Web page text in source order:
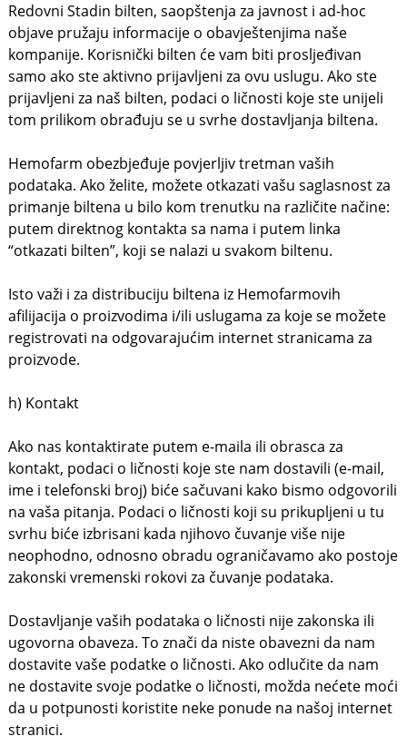
Redovni Stadin bilten, saopštenja za javnost i ad-hoc
objave pružaju informacije o obavještenjima naše
kompanije. Korisnički bilten će vam biti prosljeđivan
samo ako ste aktivno prijavljeni za ovu uslugu. Ako ste
prijavljeni za naš bilten, podaci o ličnosti koje ste unijeli
tom prilikom obrađuju se u svrhe dostavljanja biltena.
Hemofarm obezbjeđuje povjerljiv tretman vaših
podataka. Ako želite, možete otkazati vašu saglasnost za
primanje biltena u bilo kom trenutku na različite načine:
putem direktnog kontakta sa nama i putem linka
“otkazati bilten”, koji se nalazi u svakom biltenu.
Isto važi i za distribuciju biltena iz Hemofarmovih
afilijacija o proizvodima i/ili uslugama za koje se možete
registrovati na odgovarajućim internet stranicama za
proizvode.
h) Kontakt
Ako nas kontaktirate putem e-maila ili obrasca za
kontakt, podaci o ličnosti koje ste nam dostavili (e-mail,
ime i telefonski broj) biće sačuvani kako bismo odgovorili
na vaša pitanja. Podaci o ličnosti koji su prikupljeni u tu
svrhu biće izbrisani kada njihovo čuvanje više nije
neophodno, odnosno obradu ograničavamo ako postoje
zakonski vremenski rokovi za čuvanje podataka.
Dostavljanje vaših podataka o ličnosti nije zakonska ili
ugovorna obaveza. To znači da niste obavezni da nam
dostavite vaše podatke o ličnosti. Ako odlučite da nam
ne dostavite svoje podatke o ličnosti, možda nećete moći
da u potpunosti koristite neke ponude na našoj internet
stranici.